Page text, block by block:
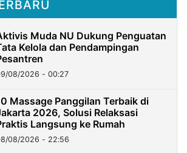
Muda NU Dukung Penguatan
Kelola dan Pendampingan
08/2026 - 00:27
Massage Panggilan Terbaik di
2026, Solusi Relaksasi
Langsung ke Rumah
08/2026 - 22:56